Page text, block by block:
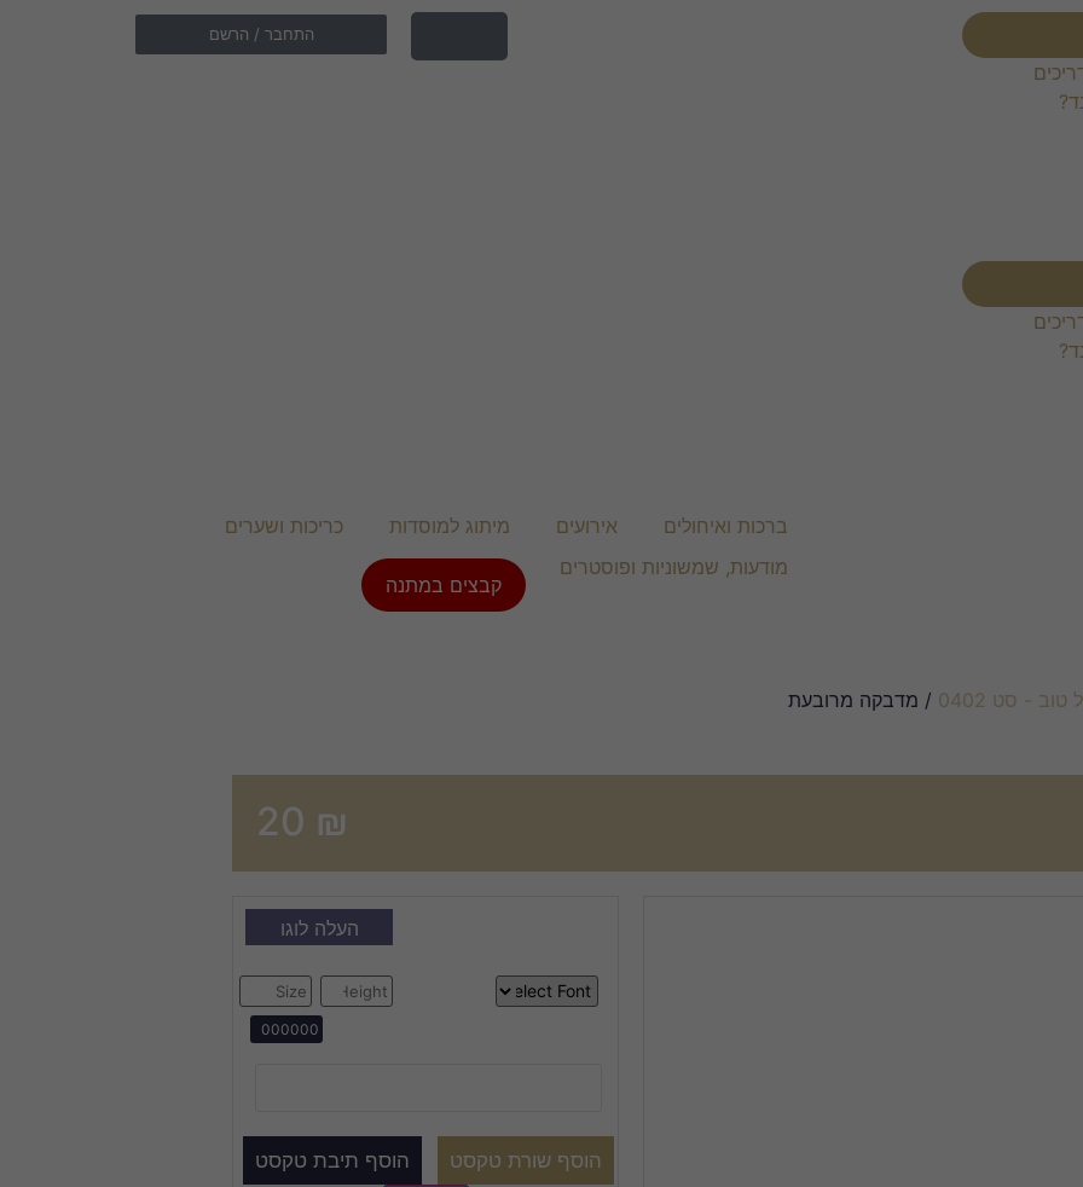
התחבר / הרשם
ברכות ואיחולים אירועים מיתוג למוסדות
כריכות ושערים
מודעות, שמשוניות ופוסטרים
קבצים במתנה
- סט 0402 / מדבקה מרובעת
₪
העלה לוגו